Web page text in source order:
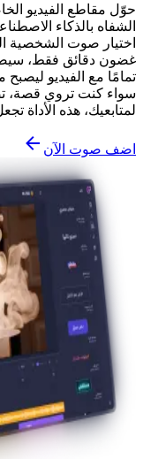
حوّل مقاطع الفيديو
الشفاه بالذكاء
اختيار صوت الشخصية
غضون دقائق فقط،
تمامًا مع الفيديو
سواء كنت تروي قصة،
لمتابعيك، هذه الأداة
اضف صوت الآن